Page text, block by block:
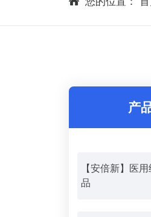
产
【安倍新】医
品